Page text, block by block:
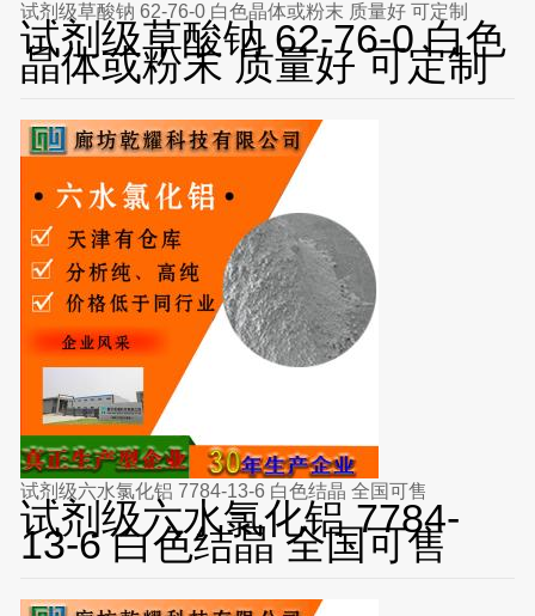
试剂级草酸钠 62-76-0 白色晶体或粉末 质量好 可定制
试剂级草酸钠 62-76-0 白色
晶体或粉末 质量好 可定制
试剂级六水氯化铝 7784-13-6 白色结晶 全国可售
试剂级六水氯化铝 7784-
13-6 白色结晶 全国可售